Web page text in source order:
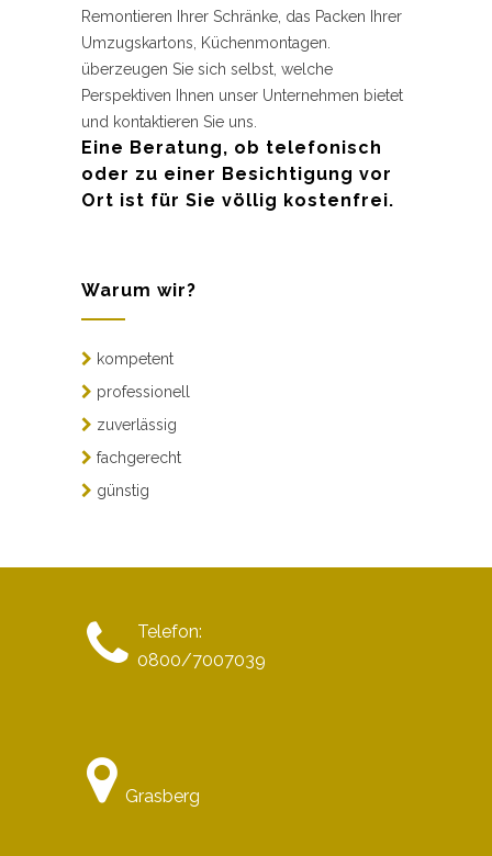
Remontieren Ihrer Schränke, das Packen Ihrer
Umzugskartons, Küchenmontagen.
überzeugen Sie sich selbst, welche
Perspektiven Ihnen unser Unternehmen bietet
und kontaktieren Sie uns.
Eine Beratung, ob telefonisch
oder zu einer Besichtigung vor
Ort ist für Sie völlig kostenfrei.
Warum wir?
kompetent
professionell
zuverlässig
fachgerecht
günstig
Telefon:
0800/7007039
Grasberg